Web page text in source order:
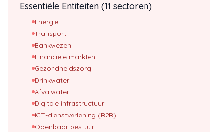
Essentiële Entiteiten (11 sectoren)
Energie
Transport
Bankwezen
Financiële markten
Gezondheidszorg
Drinkwater
Afvalwater
Digitale infrastructuur
ICT-dienstverlening (B2B)
Openbaar bestuur